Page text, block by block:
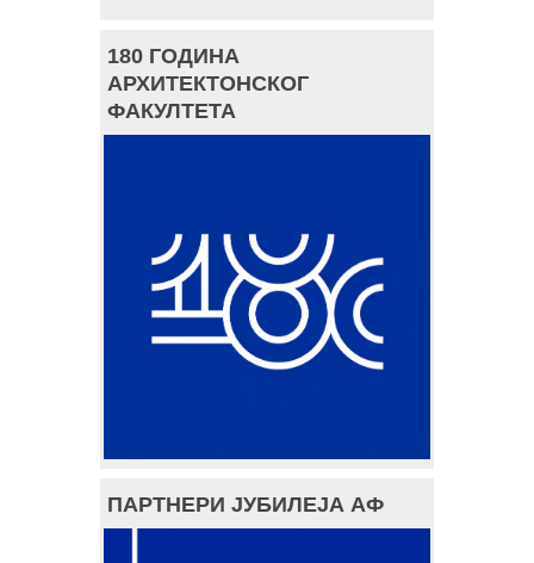
180 ГОДИНА
АРХИТЕКТОНСКОГ
ФАКУЛТЕТА
ПАРТНЕРИ ЈУБИЛЕЈА АФ